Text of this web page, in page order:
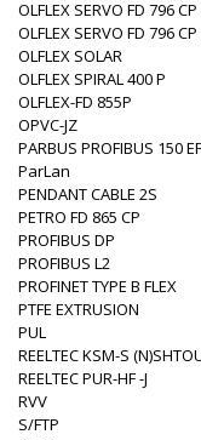
OLFLEX SERVO FD 796 CP
OLFLEX SERVO FD 796
OLFLEX SOLAR
OLFLEX SPIRAL 400 P
OLFLEX-FD 855P
OPVC-JZ
PARBUS PROFIBUS 150
ParLan
PENDANT CABLE 2S
PETRO FD 865 CP
PROFIBUS DP
PROFIBUS L2
PROFINET TYPE B FLEX
PTFE EXTRUSION
PUL
REELTEC KSM-S
REELTEC PUR-HF -J
RVV
S/FTP